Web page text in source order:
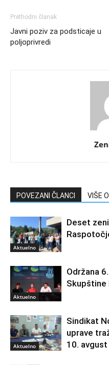
Prethodni članak
Javni poziv za podsticaje u
poljoprivredi
POVEZANI ČLANCI VIŠE
Aktuelno
Deset
Aktuelno
Održana
Skupštine
Aktuelno
Sindikat
uprave
10. avgust